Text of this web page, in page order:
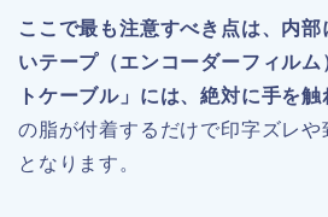
ここで最も注意すべき点は、内部
いテープ（エンコーダーフィルム
トケーブル」には、絶対に手を触
の脂が付着するだけで印字ズレや
となります。